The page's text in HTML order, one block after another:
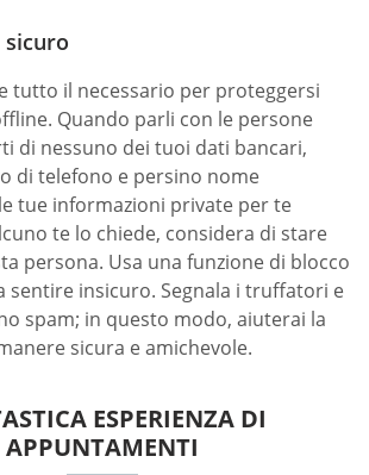
sicuro
tutto il necessario per proteggersi
Quando parli con le persone
di nessuno dei tuoi dati bancari,
di telefono e persino nome
tue informazioni private per te
te lo chiede, considera di stare
persona. Usa una funzione di blocco
sentire insicuro. Segnala i truffatori e
spam; in questo modo, aiuterai la
sicura e amichevole.
ESPERIENZA DI
APPUNTAMENTI